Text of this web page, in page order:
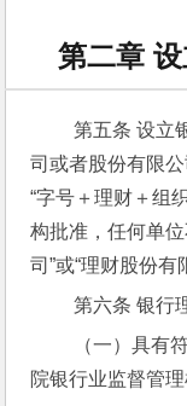
第二章
第五条 设立银行理财子公司，应当采取有限责任公
司或者股份有限
“字号＋理财＋组
构批准，任何单
司”或“理财股份有
第六条 银行
院银行业监督管